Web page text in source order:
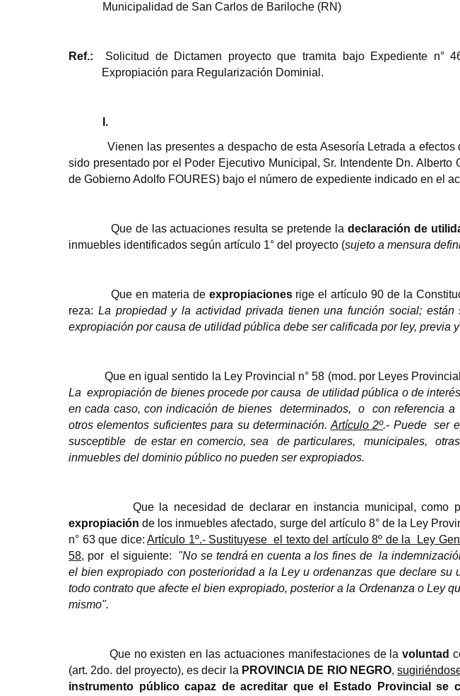
Municipalidad de San Carlos de Bariloche (RN)
Ref.:
Solicitud de Dictamen proyecto que tramita bajo Expediente n°
Expropiación para Regularización Dominial.
I.
Vienen las presentes a despacho de esta Asesoría Letrada a
sido presentado por el Poder Ejecutivo Municipal, Sr. Intendente Dn. Alberto
de Gobierno Adolfo FOURES) bajo el número de expediente indicado en el
Que de las actuaciones resulta se pretende ladeclaración de
inmuebles identificados según artículo 1° del proyecto (sujeto a mensura
Que en materia de expropiaciones rige el artículo 90 de la
reza: La propiedad y la actividad privada tienen una función social;
expropiación por causa de utilidad pública debe ser calificada por ley, previa y
Que en igual sentido la Ley Provincial n° 58 (mod. por Leyes
La expropiación de bienes procede por causa de utilidad pública o de
en cada caso, con indicación de bienes
determinados, o con referencia a
otros elementos suficientes para su determinación. Artículo 2º.- Puede
ser
susceptible
de estar en comercio, sea de particulares, municipales,
inmuebles del dominio público no pueden ser expropiados.
Que la necesidad de declarar en instancia municipal, como
expropiaciónde los inmuebles afectado, surge del artículo 8° de la Ley
n° 63 que dice:Artículo 1º.- Sustituyese el texto del artículo 8º de la
Ley
58, por el siguiente: "No se tendrá en cuenta a los fines de la
el bien expropiado con posterioridad a la Ley u ordenanzas que declare su
todo contrato que afecte el bien expropiado, posterior a la Ordenanza o Ley
mismo".
Que no existen en las actuaciones manifestaciones de lavoluntad
(art. 2do. del proyecto), es decir la PROVINCIA DE RIO NEGRO,
instrumento público capaz de acreditar que el Estado Provincial se